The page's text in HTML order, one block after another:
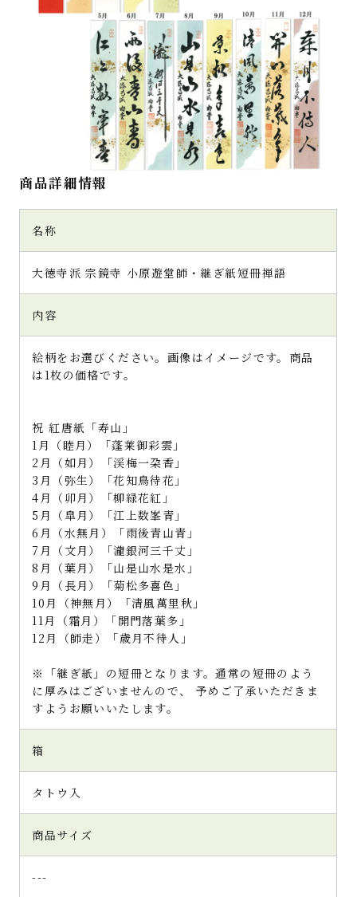
商品詳細情報
名称
大徳寺派 宗鏡寺 小原遊堂師・継ぎ紙短冊禅語
内容
絵柄をお選びください。画像はイメージです。商品
は1枚の価格です。
祝 紅唐紙「寿山」
1月（睦月）「蓬莱御彩雲」
2月（如月）「渓梅一朶香」
3月（弥生）「花知鳥待花」
4月（卯月）「柳緑花紅」
5月（皐月）「江上数峯青」
6月（水無月）「雨後青山青」
7月（文月）「瀧銀河三千丈」
8月（葉月）「山是山水是水」
9月（長月）「菊松多喜色」
10月（神無月）「清風萬里秋」
11月（霜月）「開門落葉多」
12月（師走）「歳月不待人」
※「継ぎ紙」の短冊となります。通常の短冊のよう
に厚みはございませんので、 予めご了承いただきま
すようお願いいたします。
箱
タトウ入
商品サイズ
---